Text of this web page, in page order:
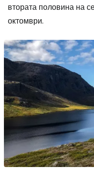
втората половина на
октомври.